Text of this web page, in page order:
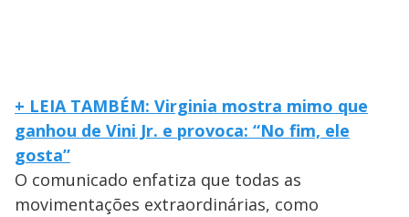
+ LEIA TAMBÉM: Virginia mostra mimo que
ganhou de Vini Jr. e provoca: “No fim, ele
gosta”
O comunicado enfatiza que todas as
movimentações extraordinárias, como